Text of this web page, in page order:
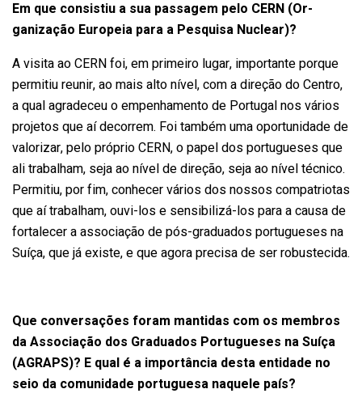
Em que consistiu a sua passagem pelo CERN (Or-
ganização Europeia para a Pesquisa Nuclear)?
A visita ao CERN foi, em primeiro lugar, importante porque
permitiu reunir, ao mais alto nível, com a direção do Centro,
a qual agradeceu o empenhamento de Portugal nos vários
projetos que aí decorrem. Foi também uma oportunidade de
valorizar, pelo próprio CERN, o papel dos portugueses que
ali trabalham, seja ao nível de direção, seja ao nível técnico.
Permitiu, por fim, conhecer vários dos nossos compatriotas
que aí trabalham, ouvi-los e sensibilizá-los para a causa de
fortalecer a associação de pós-graduados portugueses na
Suíça, que já existe, e que agora precisa de ser robustecida.
Que conversações foram mantidas com os membros
da Associação dos Graduados Portugueses na Suíça
(AGRAPS)? E qual é a importância desta entidade no
seio da comunidade portuguesa naquele país?